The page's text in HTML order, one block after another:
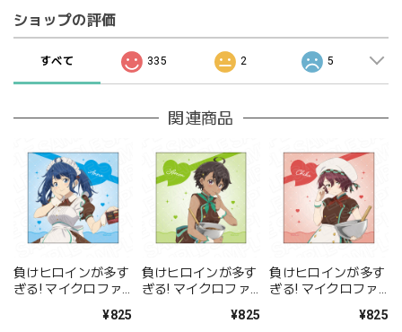
ショップの評価
すべて 335 2 5
関連商品
負けヒロインが多す
ぎる! マイクロファ
バレンタイン ver.¥825
負けヒロインが多す
ぎる! マイクロファ
¥825
負けヒロインが多す
ぎる! マイクロファ
¥825